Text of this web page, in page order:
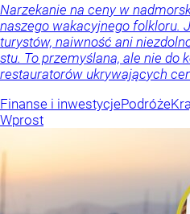
Narzekanie na ceny w
naszego wakacyjnego folkloru.
turystów, naiwność ani
stu. To przemyślana, ale nie do
restauratorów ukrywających
Finanse i inwestycjePodróże
Wprost